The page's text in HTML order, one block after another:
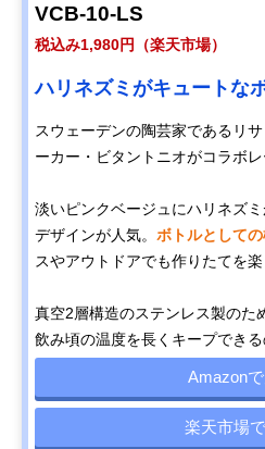
VCB-10-LS
税込み1,980円（楽天市場）
ハリネズミがキュートな
スウェーデンの陶芸家であるリ
ーカー・ビタントニオがコラボレ
淡いピンクベージュにハリネズ
デザインが人気。 ボトルとして
スやアウトドアでも作りたてを楽
真空2層構造のステンレス製のた
飲み頃の温度を長くキープできる
Amazon
楽天市場